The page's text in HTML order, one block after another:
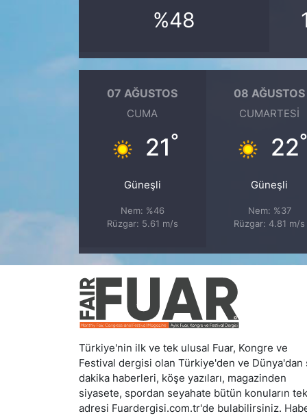
%48
07 AĞUSTOS
CUMA
21°
Güneşli
Nem: %46
Rüzgar: 5.61 m/s
08 AĞUSTOS
CUMARTESI
22°
Güneşli
Nem: %37
Rüzgar: 4.81 m/s
Türkiye'nin ilk ve tek ulusal Fuar, Kongre ve
Festival dergisi olan Türkiye'den ve Dünya'dan
dakika haberleri, köşe yazıları, magazinden
siyasete, spordan seyahate bütün konuların tek
adresi Fuardergisi.com.tr'de bulabilirsiniz.